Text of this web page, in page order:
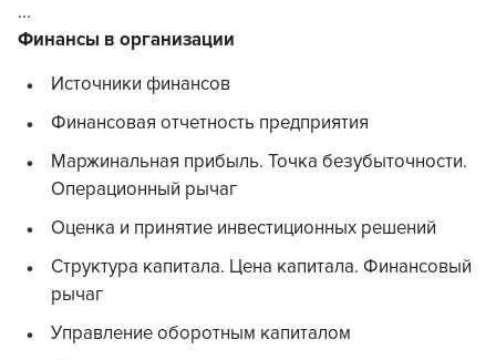
...
Финансы в организации
Источники финансов
Финансовая отчетность предприятия
Маржинальная прибыль. Точка безубыточности.
Операционный рычаг
Оценка и принятие инвестиционных решений
Структура капитала. Цена капитала. Финансовый
рычаг
Управление оборотным капиталом